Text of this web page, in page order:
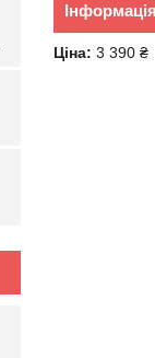
Ціна: 3 390 ₴